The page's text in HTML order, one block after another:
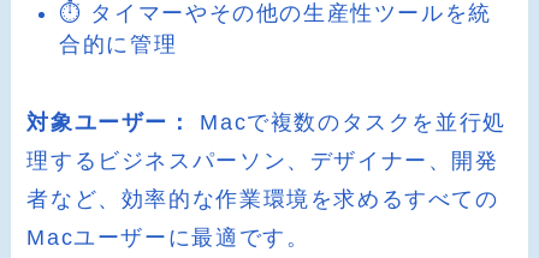
⏱️ タイマーやその他の生産性ツールを統
合的に管理
対象ユーザー：
Macで複数のタスクを並行処
理するビジネスパーソン、デザイナー、開発
者など、効率的な作業環境を求めるすべての
Macユーザーに最適です。